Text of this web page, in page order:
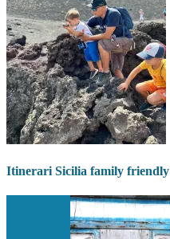
Itinerari Sicilia family friendly